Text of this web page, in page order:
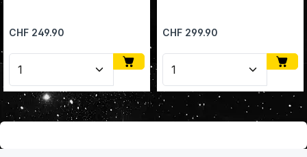
Regulärer Preis:
CHF 249.90
Produkt Anzahl: Gib den gewünschten Wert ein
Regulärer Preis:
CHF 299.90
Produkt Anzahl: Gib